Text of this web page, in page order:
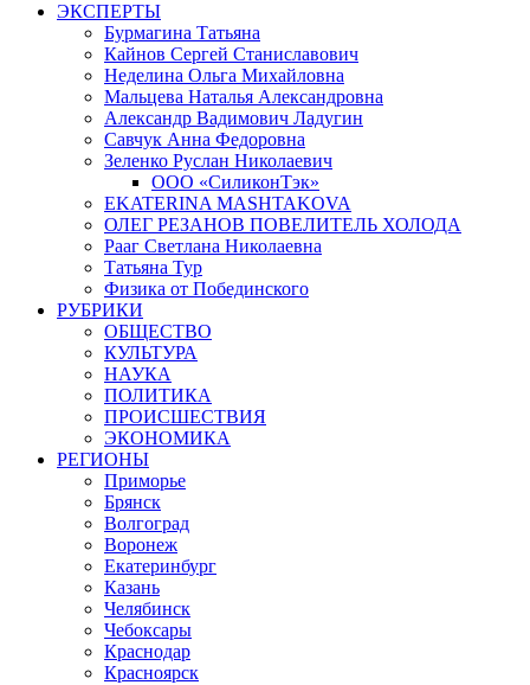
ЭКСПЕРТЫ
Бурмагина Татьяна
Кайнов Сергей Станиславович
Неделина Ольга Михайловна
Мальцева Наталья Александровна
Александр Вадимович Ладугин
Савчук Анна Федоровна
Зеленко Руслан Николаевич
ООО «СиликонТэк»
EKATERINA MASHTAKOVA
ОЛЕГ РЕЗАНОВ ПОВЕЛИТЕЛЬ ХОЛОДА
Рааг Светлана Николаевна
Татьяна Тур
Физика от Побединского
РУБРИКИ
ОБЩЕСТВО
КУЛЬТУРА
НАУКА
ПОЛИТИКА
ПРОИСШЕСТВИЯ
ЭКОНОМИКА
РЕГИОНЫ
Приморье
Брянск
Волгоград
Воронеж
Екатеринбург
Казань
Челябинск
Чебоксары
Краснодар
Красноярск